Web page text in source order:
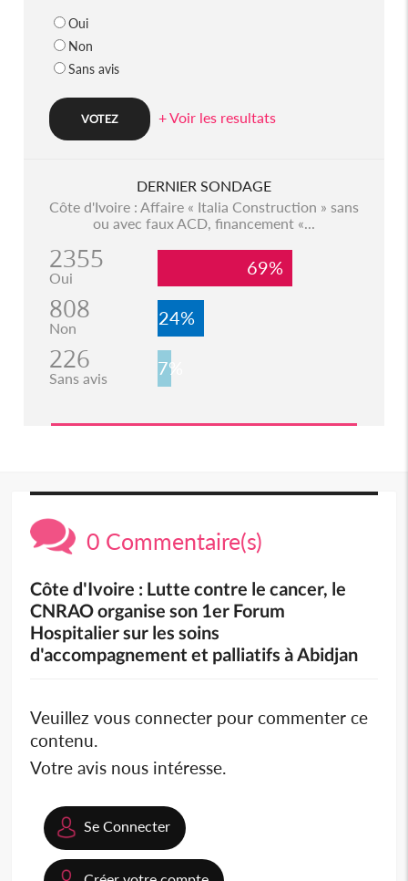
Oui
Non
Sans avis
+ Voir les resultats
DERNIER SONDAGE
Côte d'Ivoire : Affaire « Italia Construction » sans
ou avec faux ACD, financement «...
2355
Oui 69%
808
Non 24%
226
Sans avis 7%
0 Commentaire(s)
Côte d'Ivoire : Lutte contre le cancer, le
CNRAO organise son 1er Forum
Hospitalier sur les soins
d'accompagnement et palliatifs à Abidjan
Veuillez vous connecter pour commenter ce
contenu.
Votre avis nous intéresse.
Se Connecter